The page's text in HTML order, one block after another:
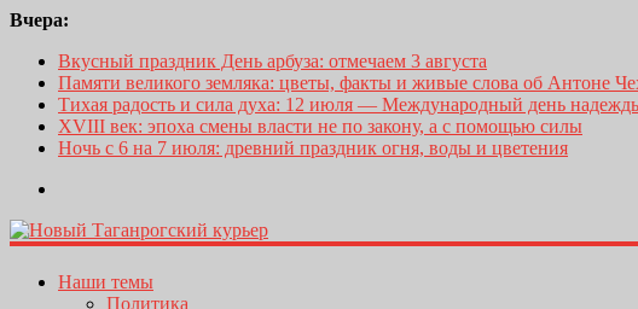
Вчера:
Вкусный праздник День арбуза: отмечаем 3 августа
Памяти великого земляка: цветы, факты и живые слова об Антоне
Тихая радость и сила духа: 12 июля — Международный день
XVIII век: эпоха смены власти не по закону, а с помощью силы
Ночь с 6 на 7 июля: древний праздник огня, воды и цветения
Наши темы
Политика